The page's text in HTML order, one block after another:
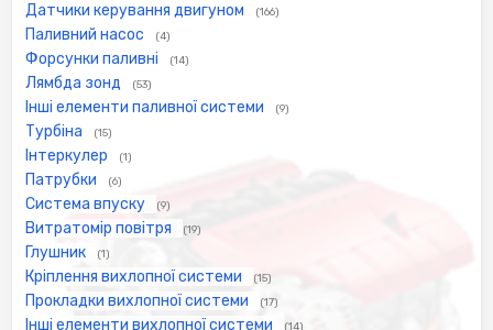
Датчики керування двигуном (166)
Паливний насос (4)
Форсунки паливні (14)
Лямбда зонд (53)
Інші елементи паливної системи (9)
Турбіна (15)
Інтеркулер (1)
Патрубки (6)
Система впуску (9)
Витратомір повітря (19)
Глушник (1)
Кріплення вихлопної системи (15)
Прокладки вихлопної системи (17)
Інші елементи вихлопної системи (14)